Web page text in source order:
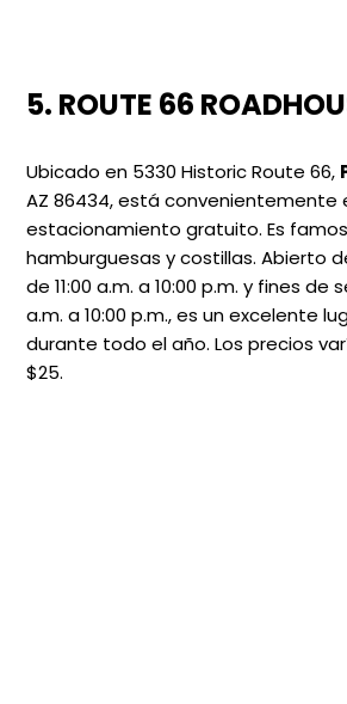
5. ROUTE 66
Ubicado en 5330 Historic Route 66,
AZ 86434, está convenientemente
estacionamiento gratuito. Es
hamburguesas y costillas. Abierto
de 11:00 a.m. a 10:00 p.m. y fines de
a.m. a 10:00 p.m., es un excelente
durante todo el año. Los precios
$25.